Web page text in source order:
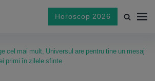
Horoscop 2026
cel mai mult, Universul are pentru tine un mesaj
primi în zilele sfinte